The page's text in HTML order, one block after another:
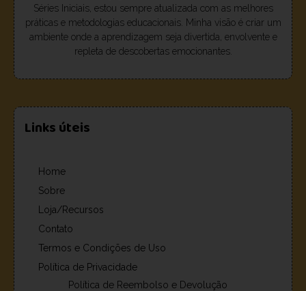
Séries Iniciais, estou sempre atualizada com as melhores
práticas e metodologias educacionais. Minha visão é criar um
ambiente onde a aprendizagem seja divertida, envolvente e
repleta de descobertas emocionantes.
Links úteis
Home
Sobre
Loja/Recursos
Contato
Termos e Condições de Uso
Política de Privacidade
Política de Reembolso e Devolução